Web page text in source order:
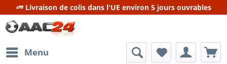
Livraison de colis dans l'UE environ 5 jours ouvrables
Menu